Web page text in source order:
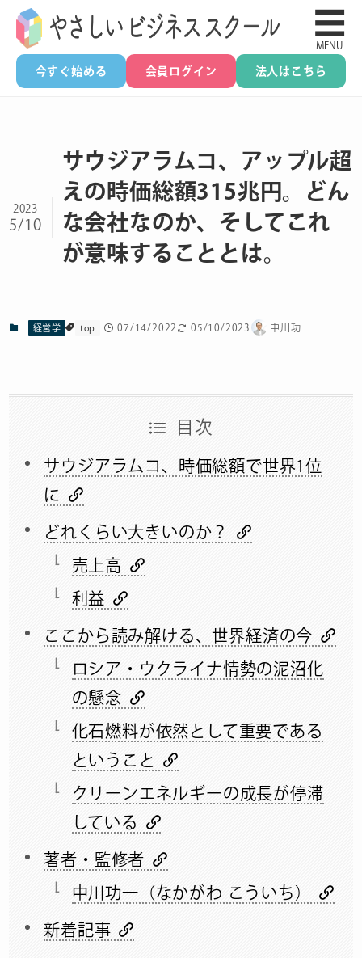
今すぐ始める 会員ログイン 法人はこちら
☰
MENU
サウジアラムコ、アップル超
えの時価総額315兆円。どん
な会社なのか、そしてこれ
が意味することとは。
2023
5/10
経営学 top 07/14/2022 05/10/2023 中川功一
目次
サウジアラムコ、時価総額で世界1位
に
どれくらい大きいのか？
売上高
利益
ここから読み解ける、世界経済の今
ロシア・ウクライナ情勢の泥沼化
の懸念
化石燃料が依然として重要である
ということ
クリーンエネルギーの成長が停滞
している
著者・監修者
中川功一（なかがわ こういち）
新着記事